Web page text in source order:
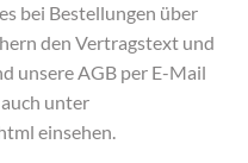
bei Bestellungen über
den Vertragstext und
unsere AGB per E-Mail
unter
einsehen.